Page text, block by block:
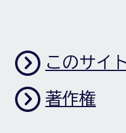
このサイ
著作権